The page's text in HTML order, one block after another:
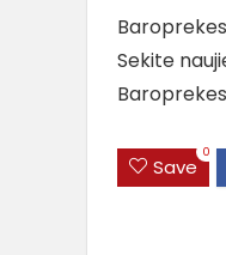
Sekite
Save
0